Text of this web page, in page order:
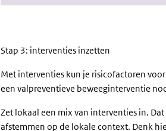
Stap 3: interventies inzetten
Met interventies kun je risicofactoren
een valpreventieve beweeginterventie
Zet lokaal een mix van interventies in.
afstemmen op de lokale context. Denk